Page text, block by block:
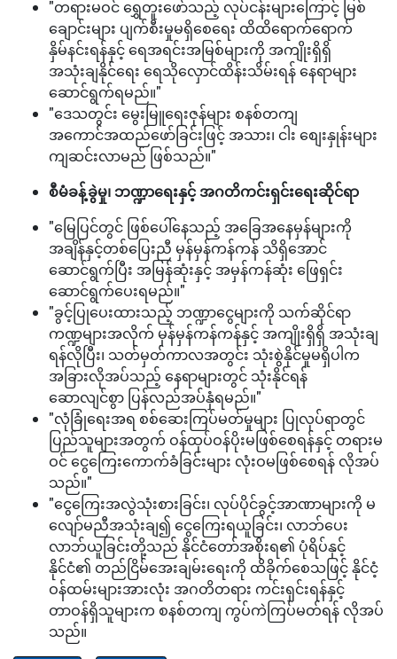
"တရားမဝင် ရွှေတူးဖော်သည့် လုပ်ငန်းများကြောင့် မြစ်
ချောင်းများ ပျက်စီးမှုမရှိစေရေး ထိထိရောက်ရောက်
နှိမ်နင်းရန်နှင့် ရေအရင်းအမြစ်များကို အကျိုးရှိရှိ
အသုံးချနိုင်ရေး ရေသိုလှောင်ထိန်းသိမ်းရန် နေရာများ
ဆောင်ရွက်ရမည်။"
"ဒေသတွင်း မွေးမြူရေးဇုန်များ စနစ်တကျ
အကောင်အထည်ဖော်ခြင်းဖြင့် အသား၊ ငါး စျေးနှုန်းများ
ကျဆင်းလာမည် ဖြစ်သည်။"
စီမံခန့်ခွဲမှု၊ ဘဏ္ဍာရေးနှင့် အဂတိကင်းရှင်းရေးဆိုင်ရာ
"မြေပြင်တွင် ဖြစ်ပေါ်နေသည့် အခြေအနေမှန်များကို
အချိန်နှင့်တစ်ပြေးညီ မှန်မှန်ကန်ကန် သိရှိအောင်
ဆောင်ရွက်ပြီး အမြန်ဆုံးနှင့် အမှန်ကန်ဆုံး ဖြေရှင်း
ဆောင်ရွက်ပေးရမည်။"
"ခွင့်ပြုပေးထားသည့် ဘဏ္ဍာငွေများကို သက်ဆိုင်ရာ
ကဏ္ဍများအလိုက် မှန်မှန်ကန်ကန်နှင့် အကျိုးရှိရှိ အသုံးချ
ရန်လိုပြီး၊ သတ်မှတ်ကာလအတွင်း သုံးစွဲနိုင်မှုမရှိပါက
အခြားလိုအပ်သည့် နေရာများတွင် သုံးနိုင်ရန်
ဆောလျင်စွာ ပြန်လည်အပ်နှံရမည်။"
"လုံခြုံရေးအရ စစ်ဆေးကြပ်မတ်မှုများ ပြုလုပ်ရာတွင်
ပြည်သူများအတွက် ဝန်ထုပ်ဝန်ပိုးမဖြစ်စေရန်နှင့် တရားမ
ဝင် ငွေကြေးကောက်ခံခြင်းများ လုံးဝမဖြစ်စေရန် လိုအပ်
သည်။"
"ငွေကြေးအလွဲသုံးစားခြင်း၊ လုပ်ပိုင်ခွင့်အာဏာများကို မ
လျော်မညီအသုံးချ၍ ငွေကြေးရယူခြင်း၊ လာဘ်ပေး
လာဘ်ယူခြင်းတို့သည် နိုင်ငံတော်အစိုးရ၏ ပုံရိပ်နှင့်
နိုင်ငံ၏ တည်ငြိမ်အေးချမ်းရေးကို ထိခိုက်စေသဖြင့် နိုင်ငံ့
ဝန်ထမ်းများအားလုံး အဂတိတရား ကင်းရှင်းရန်နှင့်
တာဝန်ရှိသူများက စနစ်တကျ ကွပ်ကဲကြပ်မတ်ရန် လိုအပ်
သည်။